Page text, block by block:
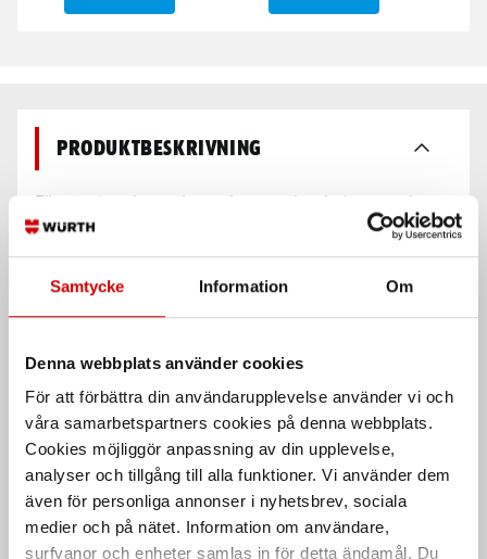
Samtycke Information Om
Denna webbplats använder cookies
För att förbättra din användarupplevelse använder vi och
våra samarbetspartners cookies på denna webbplats.
Cookies möjliggör anpassning av din upplevelse,
analyser och tillgång till alla funktioner. Vi använder dem
även för personliga annonser i nyhetsbrev, sociala
medier och på nätet. Information om användare,
surfvanor och enheter samlas in för detta ändamål. Du
Produktbeskrivning
För montage i sprucken och osprucken betong med
europeiskt tekniskt godkännande (ETA-16/0043 och
ETA-16/0128 ) som tillåter nästan varje montage på
byggarbetsplatsen. Lämplig för den professionella
Egenskaper
Säkerhetsdatablad &